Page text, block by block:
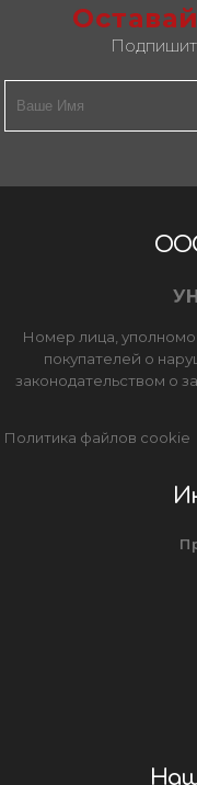
Номер лица,
покупателей о
законодательством о
Политика файлов cookie